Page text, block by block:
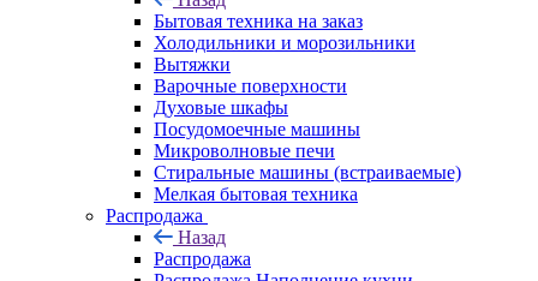
Бытовая техника на заказ
Холодильники и морозильники
Вытяжки
Варочные поверхности
Духовые шкафы
Посудомоечные машины
Микроволновые печи
Стиральные машины (встраиваемые)
Мелкая бытовая техника
Распродажа
Назад
Распродажа